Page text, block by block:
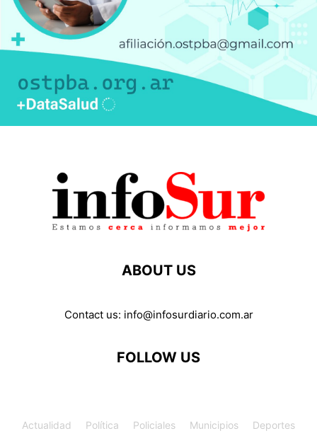
ABOUT US
Contact us: info@infosurdiario.com.ar
FOLLOW US
Actualidad Política Policiales Municipios Deportes